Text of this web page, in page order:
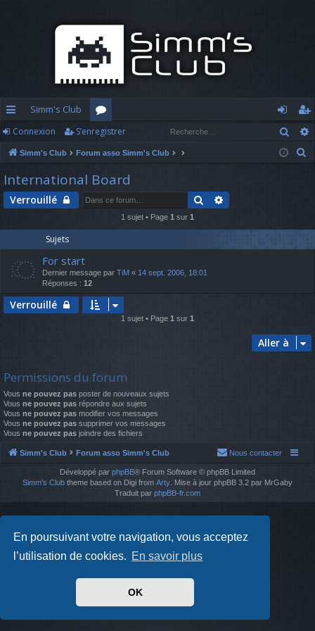
En poursuivant votre navigation, vous acceptez
l’utilisation de cookies. En savoir plus
OK
cc
ès
ra
pi
e
Simm's Club
or
u
m
s
o
n
n
’e
nr
r
Connexion S’enregistrer
Simm's Club Forum asso Simm's Club
r
International Board
Verrouillé Rechercher
1 sujet • Page 1 sur 1
Sujets
For start
Dernier message par TiM « 14 sept. 2006, 18:01
Réponses : 12
Verrouillé
1 sujet • Page 1 sur 1
Aller à
Permissions du forum
Vous ne pouvez pas poster de nouveaux sujets
Vous ne pouvez pas répondre aux sujets
Vous ne pouvez pas modifier vos messages
Vous ne pouvez pas supprimer vos messages
Vous ne pouvez pas joindre des fichiers
Simm's Club Forum asso Simm's Club Nous contacter
Développé par phpBB® Forum Software © phpBB Limited
Simm's Club theme based on Digi from Arty . Mise à jour phpBB 3.2 par MrGaby
Traduit par phpBB-fr.com